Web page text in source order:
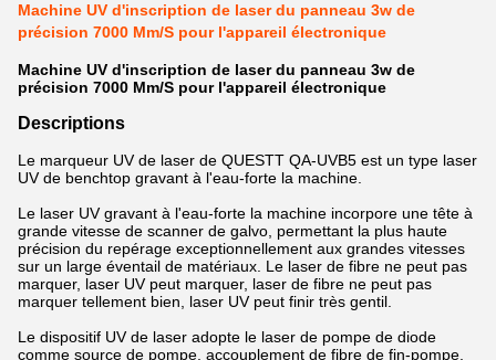
Machine UV d'inscription de laser du panneau 3w de
précision 7000 Mm/S pour l'appareil électronique
Machine UV d'inscription de laser du panneau 3w de
précision 7000 Mm/S pour l'appareil électronique
Descriptions
Le marqueur UV de laser de QUESTT QA-UVB5 est un type laser
UV de benchtop gravant à l'eau-forte la machine.
Le laser UV gravant à l'eau-forte la machine incorpore une tête à
grande vitesse de scanner de galvo, permettant la plus haute
précision du repérage exceptionnellement aux grandes vitesses
sur un large éventail de matériaux. Le laser de fibre ne peut pas
marquer, laser UV peut marquer, laser de fibre ne peut pas
marquer tellement bien, laser UV peut finir très gentil.
Le dispositif UV de laser adopte le laser de pompe de diode
comme source de pompe, accouplement de fibre de fin-pompe,